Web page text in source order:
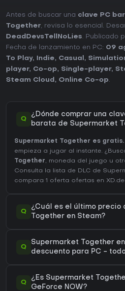
Antes de buscar una clave PC
Together, revisa lo esencial.
DeadDevsTellNoLies. Publicado
Fecha de lanzamiento en PC: 09
To Play, Indie, Casual ,
player, Co-op, Single-player,
Steam Cloud , Online Co-op.
Q
¿Dónde comprar una
barata de Supermarket
Supermarket Together es gratis.
empieza a jugar al instante.
Together, moneda del juego u
Consulta la lista de DLC de
compara 1 oferta ofertas en
Q
¿Cuál es el último precio
Together en Steam?
Q
Supermarket Together
descuento para PC -
Q
¿Es Supermarket
GeForce NOW?